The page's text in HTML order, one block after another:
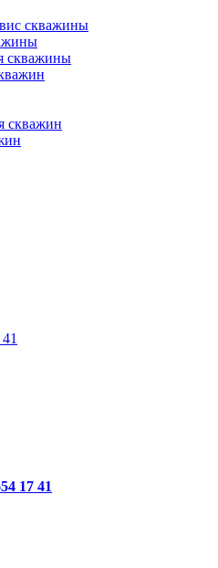
скважины
скважины
скважин
17 41